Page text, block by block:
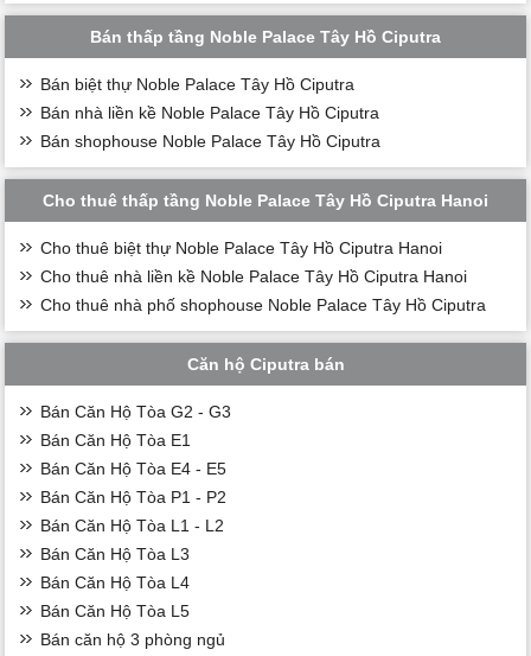
Bán thấp tầng Noble Palace Tây Hồ Ciputra
Bán biệt thự Noble Palace Tây Hồ Ciputra
Bán nhà liền kề Noble Palace Tây Hồ Ciputra
Bán shophouse Noble Palace Tây Hồ Ciputra
Cho thuê thấp tầng Noble Palace Tây Hồ Ciputra Hanoi
Cho thuê biệt thự Noble Palace Tây Hồ Ciputra Hanoi
Cho thuê nhà liền kề Noble Palace Tây Hồ Ciputra Hanoi
Cho thuê nhà phố shophouse Noble Palace Tây Hồ Ciputra
Căn hộ Ciputra bán
Bán Căn Hộ Tòa G2 - G3
Bán Căn Hộ Tòa E1
Bán Căn Hộ Tòa E4 - E5
Bán Căn Hộ Tòa P1 - P2
Bán Căn Hộ Tòa L1 - L2
Bán Căn Hộ Tòa L3
Bán Căn Hộ Tòa L4
Bán Căn Hộ Tòa L5
Bán căn hộ 3 phòng ngủ